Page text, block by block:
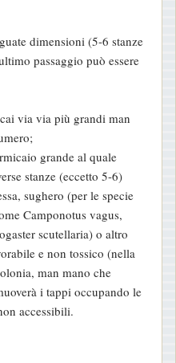
dimensioni (5-6 stanze
passaggio può essere
via via più grandi man
grande al quale
stanze (eccetto 5-6)
sughero (per le specie
Camponotus vagus,
scutellaria) o altro
e non tossico (nella
man mano che
i tappi occupando le
accessibili.